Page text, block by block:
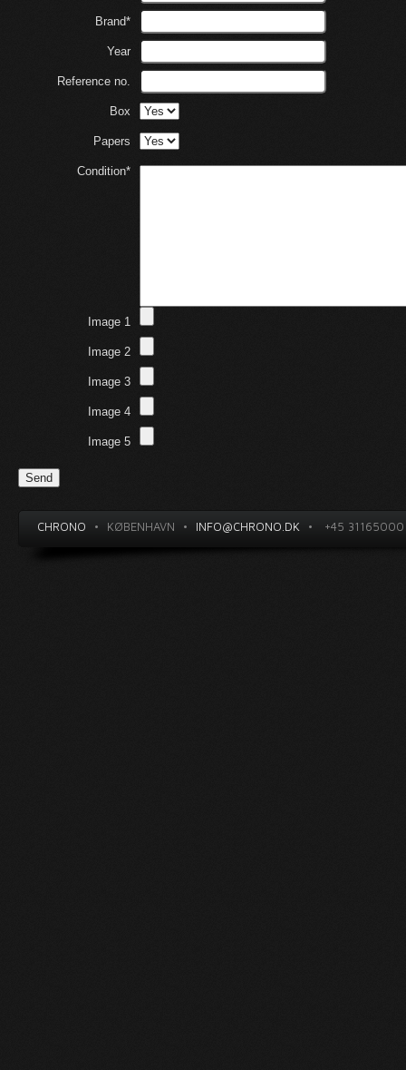
Brand*
Year
Reference no.
Box
Papers
Condition*
Image 1
Image 2
Image 3
Image 4
Image 5
CHRONO • KØBENHAVN • INFO@CHRONO.DK • +45 31165000